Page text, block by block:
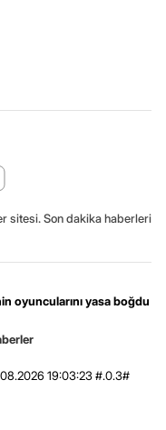
sitesi. Son dakika haberleri
oyuncularını yasa boğdu
19:03:23 #.0.3#